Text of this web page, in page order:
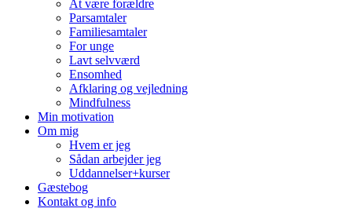
At være forældre
Parsamtaler
Familiesamtaler
For unge
Lavt selvværd
Ensomhed
Afklaring og vejledning
Mindfulness
Min motivation
Om mig
Hvem er jeg
Sådan arbejder jeg
Uddannelser+kurser
Gæstebog
Kontakt og info